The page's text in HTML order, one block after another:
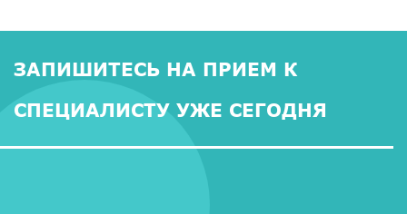
ЗАПИШИТЕСЬ НА ПРИЕМ К
СПЕЦИАЛИСТУ УЖЕ СЕГОДНЯ